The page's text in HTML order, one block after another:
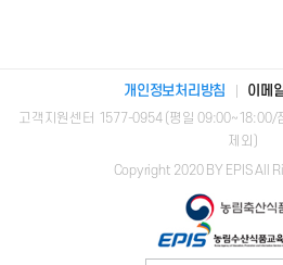
개인정보처리방침 이메
고객지원센터 1577-0954 (평일 09:00~18:00/
제외)
Copyright 2020 BY EPIS All